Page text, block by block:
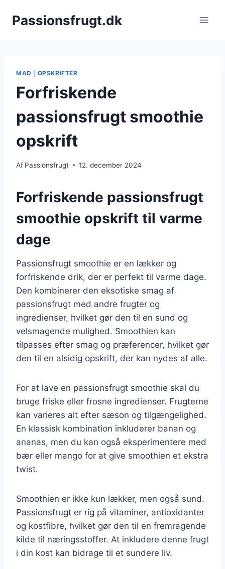
Passionsfrugt.dk
MAD OPSKRIFTER
Forfriskende
passionsfrugt smoothie
opskrift
Af Passionsfrugt 12. december 2024
Forfriskende passionsfrugt
smoothie opskrift til varme
dage
Passionsfrugt smoothie er en lækker og
forfriskende drik, der er perfekt til varme dage.
Den kombinerer den eksotiske smag af
passionsfrugt med andre frugter og
ingredienser, hvilket gør den til en sund og
velsmagende mulighed. Smoothien kan
tilpasses efter smag og præferencer, hvilket gør
den til en alsidig opskrift, der kan nydes af alle.
For at lave en passionsfrugt smoothie skal du
bruge friske eller frosne ingredienser. Frugterne
kan varieres alt efter sæson og tilgængelighed.
En klassisk kombination inkluderer banan og
ananas, men du kan også eksperimentere med
bær eller mango for at give smoothien et ekstra
twist.
Smoothien er ikke kun lækker, men også sund.
Passionsfrugt er rig på vitaminer, antioxidanter
og kostfibre, hvilket gør den til en fremragende
kilde til næringsstoffer. At inkludere denne frugt
i din kost kan bidrage til et sundere liv.